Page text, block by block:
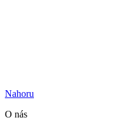
Nahoru
O nás